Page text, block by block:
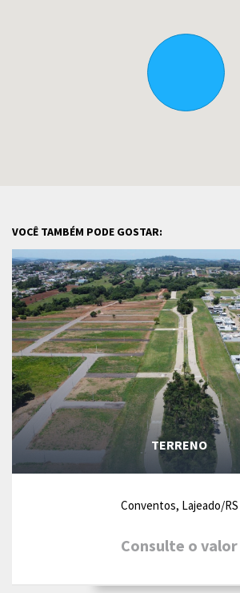
VOCÊ TAMBÉM PODE GOSTAR:
TERRENO
Conventos, Lajeado/RS
Consulte o valor